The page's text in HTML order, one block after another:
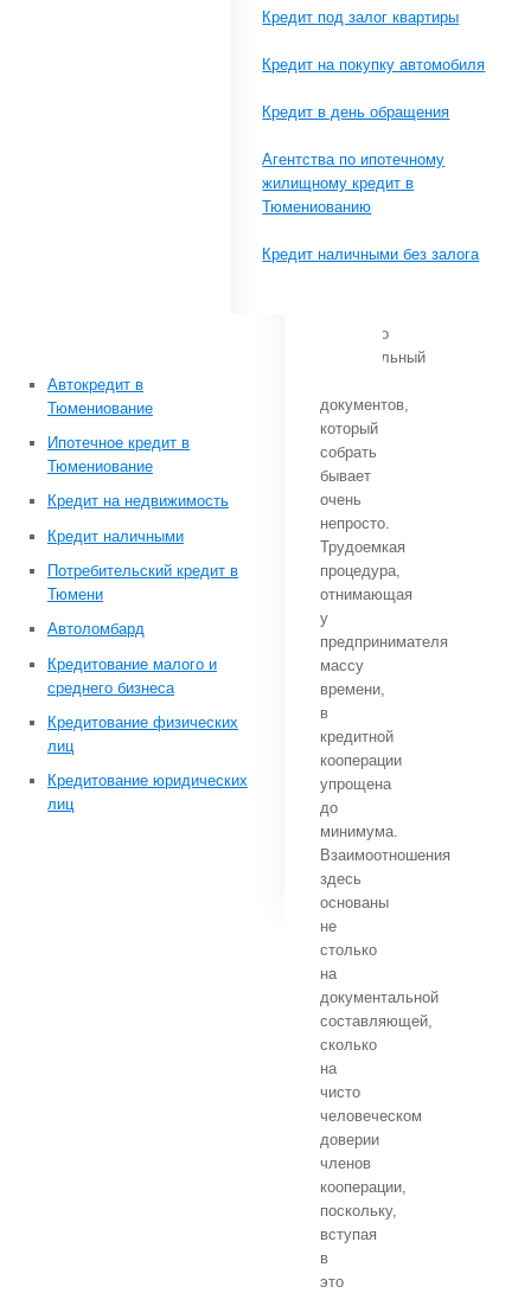
Кредит под залог квартиры
Кредит на покупку автомобиля
Кредит в день обращения
Агентства по ипотечному
жилищному кредит в
Тюмениованию
Кредит наличными без залога
при
кредита
от
–
руководителей
фермерских
ЛПХ
довольно
внушительный
документов,
который
собрать
бывает
очень
непросто.
Трудоемкая
процедура,
отнимающая
у
предпринимателя
массу
времени,
в
кредитной
кооперации
упрощена
до
минимума.
Взаимоотношения
здесь
основаны
не
столько
на
документальной
составляющей,
сколько
на
чисто
человеческом
доверии
членов
кооперации,
поскольку,
вступая
в
это
Автокредит в
Тюмениование
Ипотечное кредит в
Тюмениование
Кредит на недвижимость
Кредит наличными
Потребительский кредит в
Тюмени
Автоломбард
Кредитование малого и
среднего бизнеса
Кредитование физических
лиц
Кредитование юридических
лиц